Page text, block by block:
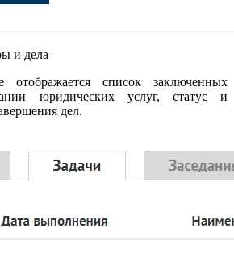
и дела
список заключенных
юридических услуг, статус и
дел.